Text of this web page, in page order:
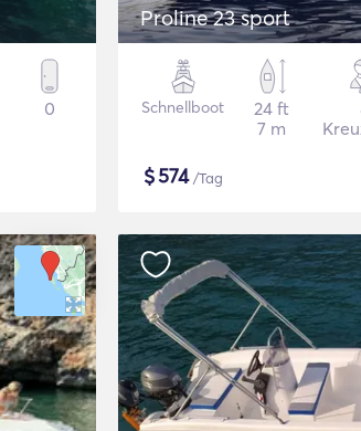
0
Proline 23 sport
Schnellboot
24 ft
7 m
$574/Tag